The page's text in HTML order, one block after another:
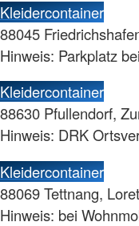
Kleidercontainer
88045
Hinweis: Parkplatz
Kleidercontainer
88630 Pfullendorf,
Hinweis: DRK
Kleidercontainer
88069 Tettnang,
Hinweis: bei